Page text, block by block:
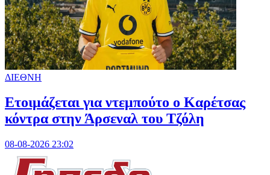
ΔΙΕΘΝΗ
Ετοιμάζεται για ντεμπούτο ο Καρέτσας
κόντρα στην Άρσεναλ του Τζόλη
08-08-2026 23:02